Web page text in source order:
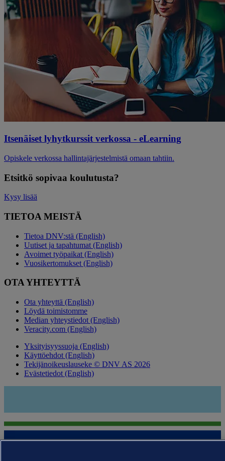
Itsenäiset lyhytkurssit verkossa - eLearning
Opiskele verkossa hallintajärjestelmistä omaan tahtiin.
Etsitkö sopivaa koulutusta?
Kysy lisää
TIETOA MEISTÄ
Tietoa DNV:stä (English)
Uutiset ja tapahtumat (English)
Avoimet työpaikat (English)
Vuosikertomukset (English)
OTA YHTEYTTÄ
Ota yhteyttä (English)
Löydä toimistomme
Median yhteystiedot (English)
Veracity.com (English)
Yksityisyyssuoja (English)
Käyttöehdot (English)
Tekijänoikeuslauseke © DNV AS 2026
Evästetiedot (English)